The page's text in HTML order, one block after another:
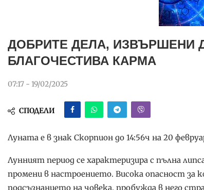
ДОБРИТЕ ДЕЛА, ИЗВЪРШЕНИ
БЛАГОЧЕСТИВА КАРМА
07:17 - 19/02/2025
СПОДЕЛИ
Луната е в знак Скорпион до 14:56ч на 20
Лунният период се характеризира с пълна
промени в настроението. Висока опасност за
подсъзнанието на човека, пробужда в него